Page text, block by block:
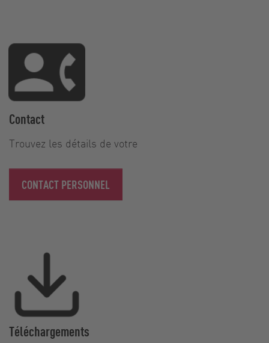
Contact
Trouvez les détails de votre
CONTACT PERSONNEL
Téléchargements